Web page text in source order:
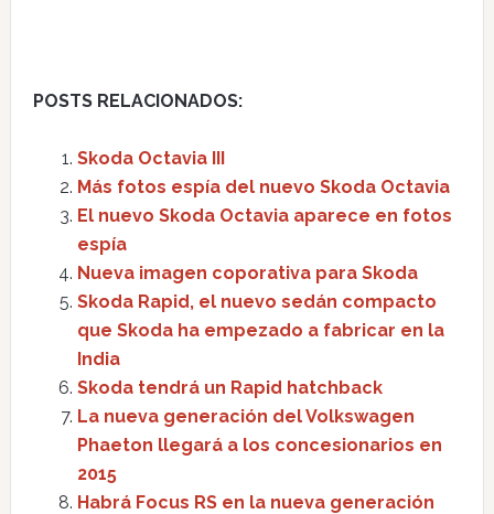
POSTS RELACIONADOS:
Skoda Octavia III
Más fotos espía del nuevo Skoda Octavia
El nuevo Skoda Octavia aparece en fotos
espía
Nueva imagen coporativa para Skoda
Skoda Rapid, el nuevo sedán compacto
que Skoda ha empezado a fabricar en la
India
Skoda tendrá un Rapid hatchback
La nueva generación del Volkswagen
Phaeton llegará a los concesionarios en
2015
Habrá Focus RS en la nueva generación